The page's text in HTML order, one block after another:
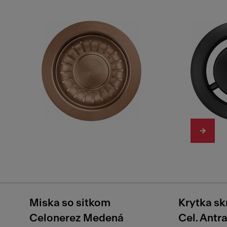
Miska so sitkom
Celonerez Medená
Krytka
Cel.